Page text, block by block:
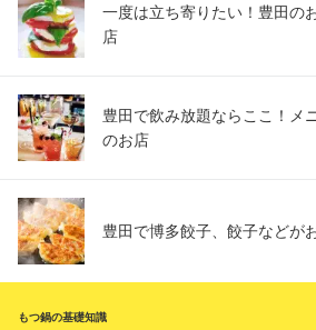
一度は立ち寄りたい！豊田の
店
豊田で飲み放題ならここ！メ
のお店
豊田で博多餃子、餃子などが
もつ鍋の基礎知識